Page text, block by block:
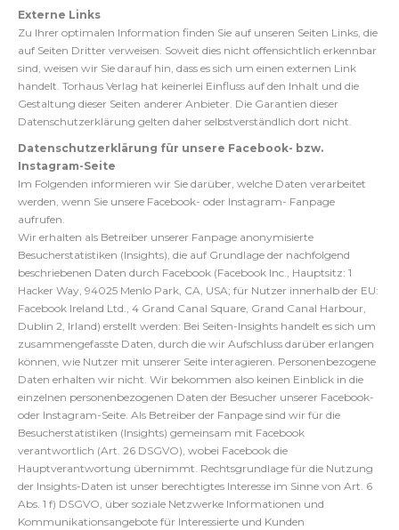
Externe Links
Zu Ihrer optimalen Information finden Sie auf unseren Seiten Links, die
auf Seiten Dritter verweisen. Soweit dies nicht offensichtlich erkennbar
sind, weisen wir Sie darauf hin, dass es sich um einen externen Link
handelt. Torhaus Verlag hat keinerlei Einfluss auf den Inhalt und die
Gestaltung dieser Seiten anderer Anbieter. Die Garantien dieser
Datenschutzerklärung gelten daher selbstverständlich dort nicht.
Datenschutzerklärung für unsere Facebook- bzw.
Instagram-Seite
Im Folgenden informieren wir Sie darüber, welche Daten verarbeitet
werden, wenn Sie unsere Facebook- oder Instagram- Fanpage
aufrufen.
Wir erhalten als Betreiber unserer Fanpage anonymisierte
Besucherstatistiken (Insights), die auf Grundlage der nachfolgend
beschriebenen Daten durch Facebook (Facebook Inc., Hauptsitz: 1
Hacker Way, 94025 Menlo Park, CA, USA; für Nutzer innerhalb der EU:
Facebook Ireland Ltd., 4 Grand Canal Square, Grand Canal Harbour,
Dublin 2, Irland) erstellt werden: Bei Seiten-Insights handelt es sich um
zusammengefasste Daten, durch die wir Aufschluss darüber erlangen
können, wie Nutzer mit unserer Seite interagieren. Personenbezogene
Daten erhalten wir nicht. Wir bekommen also keinen Einblick in die
einzelnen personenbezogenen Daten der Besucher unserer Facebook-
oder Instagram-Seite. Als Betreiber der Fanpage sind wir für die
Besucherstatistiken (Insights) gemeinsam mit Facebook
verantwortlich (Art. 26 DSGVO), wobei Facebook die
Hauptverantwortung übernimmt. Rechtsgrundlage für die Nutzung
der Insights-Daten ist unser berechtigtes Interesse im Sinne von Art. 6
Abs. 1 f) DSGVO, über soziale Netzwerke Informationen und
Kommunikationsangebote für Interessierte und Kunden